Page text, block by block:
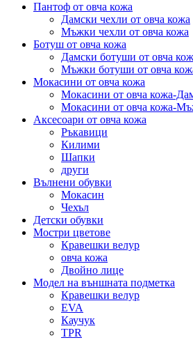
Пантоф от овча кожа
Дамски чехли от овча кожа
Мъжки чехли от овча кожа
Ботуш от овча кожа
Дамски ботуши от овча
Мъжки ботуши от овча
Мокасини от овча кожа
Мокасини от овча кожа-
Мокасини от овча кожа-
Аксесоари от овча кожа
Ръкавици
Килими
Шапки
други
Вълнени обувки
Мокасин
Чехъл
Детски обувки
Мостри цветове
Кравешки велур
овча кожа
Двойно лице
Модел на външната подметка
Кравешки велур
EVA
Каучук
TPR